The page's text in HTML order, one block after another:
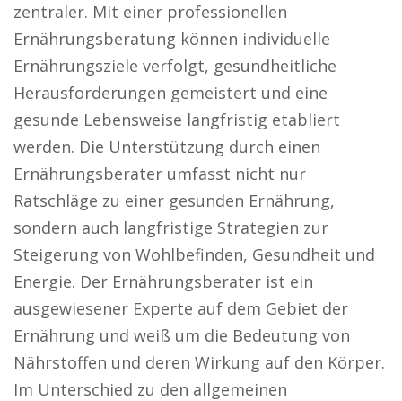
zentraler. Mit einer professionellen
Ernährungsberatung können individuelle
Ernährungsziele verfolgt, gesundheitliche
Herausforderungen gemeistert und eine
gesunde Lebensweise langfristig etabliert
werden. Die Unterstützung durch einen
Ernährungsberater umfasst nicht nur
Ratschläge zu einer gesunden Ernährung,
sondern auch langfristige Strategien zur
Steigerung von Wohlbefinden, Gesundheit und
Energie. Der Ernährungsberater ist ein
ausgewiesener Experte auf dem Gebiet der
Ernährung und weiß um die Bedeutung von
Nährstoffen und deren Wirkung auf den Körper.
Im Unterschied zu den allgemeinen